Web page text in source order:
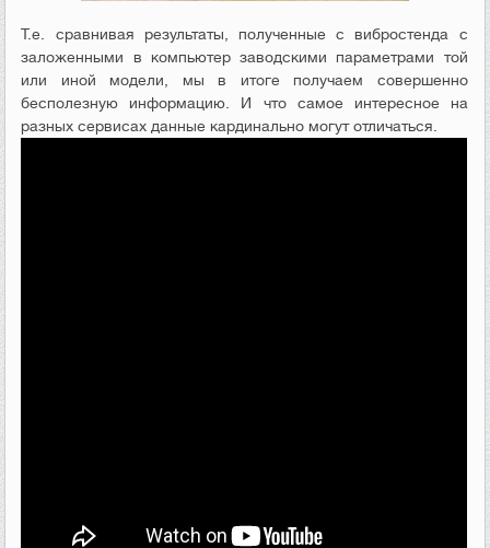
Т.е. сравнивая результаты, полученные с вибростенда с
заложенными в компьютер заводскими параметрами той
или иной модели, мы в итоге получаем совершенно
бесполезную информацию. И что самое интересное на
разных сервисах данные кардинально могут отличаться.